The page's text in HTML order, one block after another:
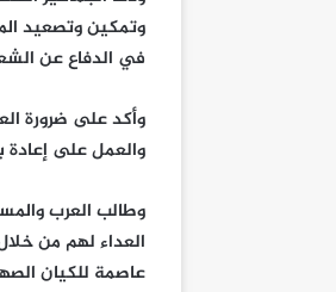
وتمكين وتصعيد
في الدفاع عن
وأكد على ضرورة
والعمل على
وطالب العرب
العداء لهم من
عاصمة للكيان